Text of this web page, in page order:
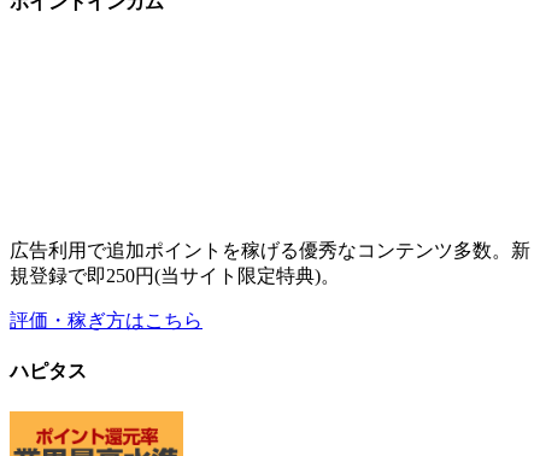
評価・稼ぎ方はこちら
高還元率・高ポイント数の広告が豊富な広告特化のポイント
評価・稼ぎ方はこちら
その他